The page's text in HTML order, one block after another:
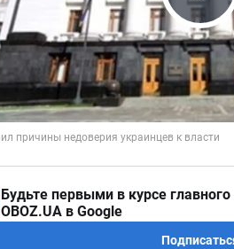
Будьте первыми в курсе
OBOZ.UA в Google